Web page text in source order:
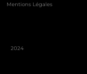
Mentions Légales
2024